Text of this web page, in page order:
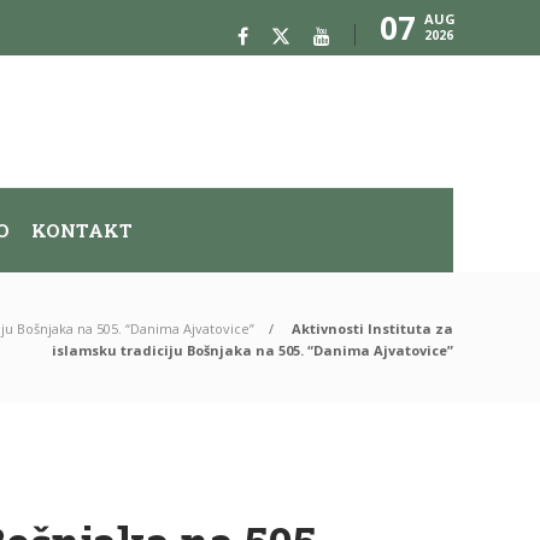
07 AUG
2026
KONTAKT
Bošnjaka na 505. “Danima Ajvatovice”
Aktivnosti Instituta za
islamsku tradiciju Bošnjaka na 505. “Danima Ajvatovice”